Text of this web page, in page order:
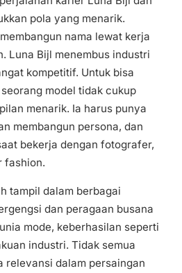
pola yang menarik.
nama lewat kerja
Luna Bijl menembus industri
kompetitif. Untuk bisa
model tidak cukup
menarik. Ia harus punya
membangun persona, dan
bekerja dengan fotografer,
fashion.
tampil dalam berbagai
dan peragaan busana
mode, keberhasilan seperti
industri. Tidak semua
relevansi dalam persaingan